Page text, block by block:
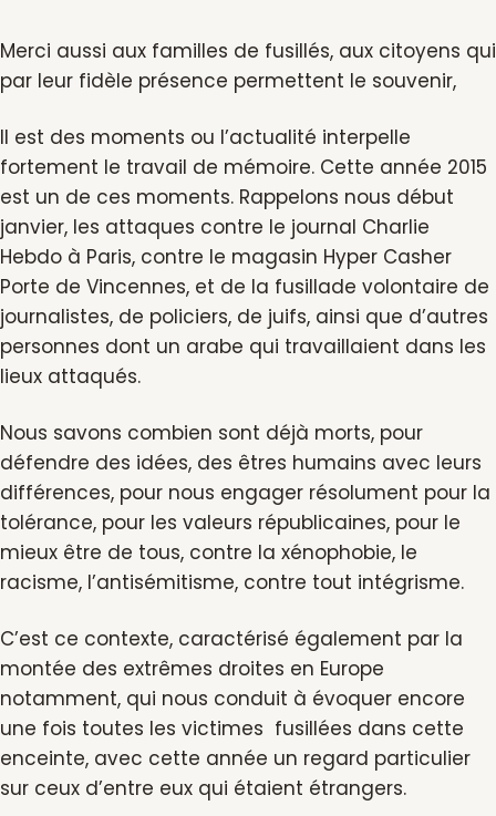
Merci aussi aux familles de fusillés, aux citoyens qui
par leur fidèle présence permettent le souvenir,
Il est des moments ou l’actualité interpelle
fortement le travail de mémoire. Cette année 2015
est un de ces moments. Rappelons nous début
janvier, les attaques contre le journal Charlie
Hebdo à Paris, contre le magasin Hyper Casher
Porte de Vincennes, et de la fusillade volontaire de
journalistes, de policiers, de juifs, ainsi que d’autres
personnes dont un arabe qui travaillaient dans les
lieux attaqués.
Nous savons combien sont déjà morts, pour
défendre des idées, des êtres humains avec leurs
différences, pour nous engager résolument pour la
tolérance, pour les valeurs républicaines, pour le
mieux être de tous, contre la xénophobie, le
racisme, l’antisémitisme, contre tout intégrisme.
C’est ce contexte, caractérisé également par la
montée des extrêmes droites en Europe
notamment, qui nous conduit à évoquer encore
une fois toutes les victimes fusillées dans cette
enceinte, avec cette année un regard particulier
sur ceux d’entre eux qui étaient étrangers.